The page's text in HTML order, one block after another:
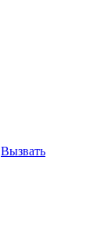
Вызвать